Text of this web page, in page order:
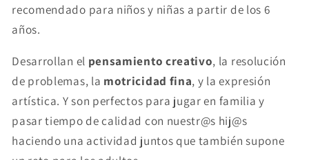
recomendado para niños y niñas a partir de los 6
años.
Desarrollan el pensamiento creativo, la resolución
de problemas, la motricidad fina, y la expresión
artística. Y son perfectos para jugar en familia y
pasar tiempo de calidad con nuestr@s hij@s
haciendo una actividad juntos que también supone